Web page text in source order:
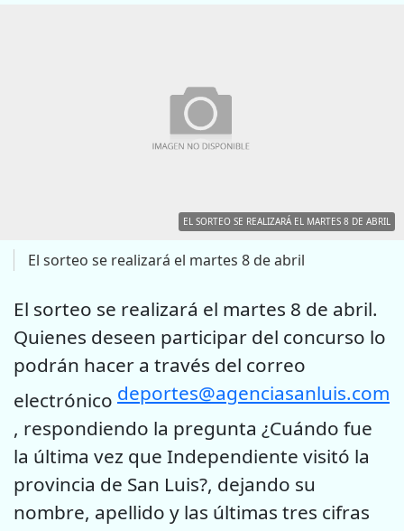
EL SORTEO SE REALIZARÁ EL MARTES 8 DE ABRIL
El sorteo se realizará el martes 8 de abril
El sorteo se realizará el martes 8 de abril.
Quienes deseen participar del concurso lo
podrán hacer a través del correo
electrónico deportes@agenciasanluis.com
, respondiendo la pregunta ¿Cuándo fue
la última vez que Independiente visitó la
provincia de San Luis?, dejando su
nombre, apellido y las últimas tres cifras